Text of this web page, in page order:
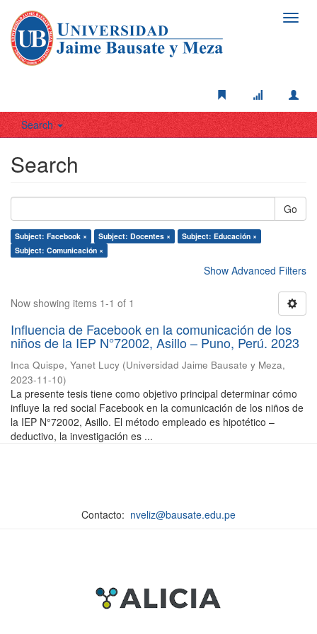
Search
Search
Go
Subject: Facebook × Subject: Docentes ×
Subject: Educación ×
Subject: Comunicación ×
Show Advanced Filters
Now showing items 1-1 of 1
Influencia de Facebook en la comunicación de los
niños de la IEP N°72002, Asillo – Puno, Perú. 2023
Inca Quispe, Yanet Lucy (Universidad Jaime Bausate y Meza,
2023-11-10)
La presente tesis tiene como objetivo principal determinar cómo
influye la red social Facebook en la comunicación de los niños de
la IEP N°72002, Asillo. El método empleado es hipotético –
deductivo, la investigación es ...
Contacto: nveliz@bausate.edu.pe